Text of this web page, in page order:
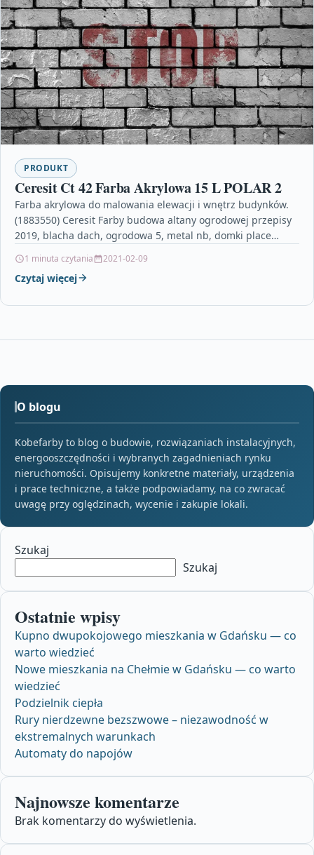
PRODUKT
Ceresit Ct 42 Farba Akrylowa 15 L POLAR 2
Farba akrylowa do malowania elewacji i wnętrz budynków.
(1883550) Ceresit Farby budowa altany ogrodowej przepisy
2019, blacha dach, ogrodowa 5, metal nb, domki place…
1 minuta czytania 2021-02-09
Czytaj więcej
O blogu
Kobefarby to blog o budowie, rozwiązaniach instalacyjnych,
energooszczędności i wybranych zagadnieniach rynku
nieruchomości. Opisujemy konkretne materiały, urządzenia
i prace techniczne, a także podpowiadamy, na co zwracać
uwagę przy oględzinach, wycenie i zakupie lokali.
Szukaj
Szukaj
Ostatnie wpisy
Kupno dwupokojowego mieszkania w Gdańsku — co
warto wiedzieć
Nowe mieszkania na Chełmie w Gdańsku — co warto
wiedzieć
Podzielnik ciepła
Rury nierdzewne bezszwowe – niezawodność w
ekstremalnych warunkach
Automaty do napojów
Najnowsze komentarze
Brak komentarzy do wyświetlenia.